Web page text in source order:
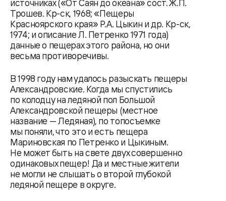
источниках («От Саян до океана» сост. Ж.П.
Трошев. Кр-ск, 1968; «Пещеры
Красноярского края» Р.А. Цыкин и др. Кр-ск,
1974; и описание Л. Петренко 1971 года)
данные о пещерах этого района, но они
весьма противоречивы.
В 1998 году нам удалось разыскать пещеры
Александровские. Когда мы спустились
по колодцу на ледяной пол Большой
Александровской пещеры (местное
название — Ледяная), по топосъемке
мы поняли, что это и есть пещера
Мариновская по Петренко и Цыкиным.
Не может быть на свете двух совершенно
одинаковых пещер! Да и местные жители
не могли не слышать о второй глубокой
ледяной пещере в округе.